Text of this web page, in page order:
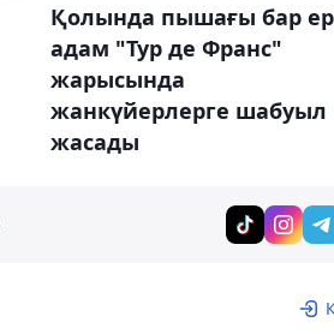
Қолында пышағы бар ер
адам "Тур де Франс"
жарысында
жанкүйерлерге шабуыл
жасады